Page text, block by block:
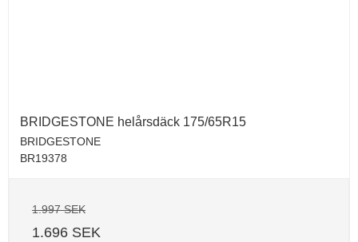
BRIDGESTONE helårsdäck 175/65R15
BRIDGESTONE
BR19378
1.997 SEK
1.696 SEK